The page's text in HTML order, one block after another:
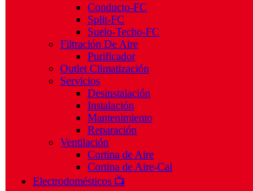
Conducto-FC
Split-FC
Suelo-Techo-FC
Filtración De Aire
Purificador
Outlet Climatización
Servicios
Desinstalación
Instalación
Mantenimiento
Reparación
Ventilación
Cortina de Aire
Cortina de Aire-Cal
Electrodomésticos 📺